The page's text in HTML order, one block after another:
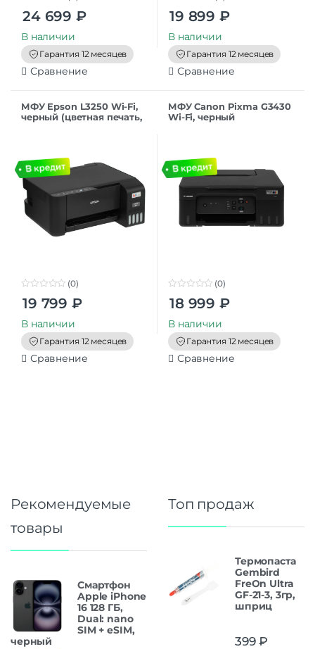
o
t
o
f
5
24 699 ₽
В наличии
Гарантия 12 месяцев
Сравнение
t
o
f
5
19 899 ₽
В наличии
Гарантия 12 месяцев
Сравнение
МФУ Epson L3250 Wi-Fi,
черный (цветная печать,
t
o
f
5
(0)
19 799 ₽
В наличии
Гарантия 12 месяцев
Сравнение
МФУ Canon Pixma G3430
Wi-Fi, черный
t
o
f
5
(0)
18 999 ₽
В наличии
Гарантия 12 месяцев
Сравнение
Рекомендуемые
товары
Смартфон
Apple iPhone
16 128 ГБ,
Dual: nano
SIM + eSIM,
черный
Топ продаж
Термопаста
Gembird
FreOn Ultra
GF-21-3, 3гр,
шприц
399₽